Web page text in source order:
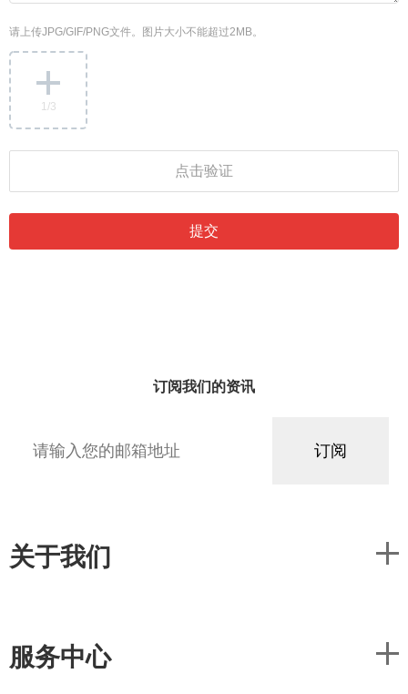
请上传JPG/GIF/PNG文件。图片大小不能超过2MB。
1/3
点击验证
订阅我们的资讯
关于我们
服务中心